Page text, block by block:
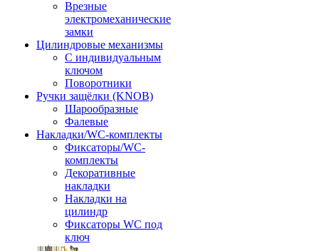
Врезные
электромеханические
замки
Цилиндровые механизмы
С индивидуальным
ключом
Поворотники
Ручки защёлки (KNOB)
Шарообразные
Фалевые
Накладки/WC-комплекты
Фиксаторы/WC-
комплекты
Декоративные
накладки
Накладки на
цилиндр
Фиксаторы WC под
ключ